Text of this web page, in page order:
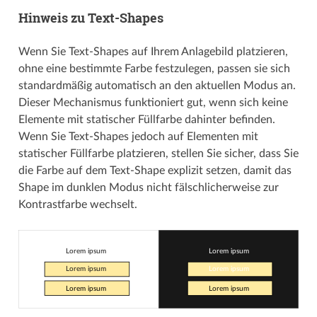
Hinweis zu Text-Shapes
Wenn Sie Text-Shapes auf Ihrem Anlagebild platzieren,
ohne eine bestimmte Farbe festzulegen, passen sie sich
standardmäßig automatisch an den aktuellen Modus an.
Dieser Mechanismus funktioniert gut, wenn sich keine
Elemente mit statischer Füllfarbe dahinter befinden.
Wenn Sie Text-Shapes jedoch auf Elementen mit
statischer Füllfarbe platzieren, stellen Sie sicher, dass Sie
die Farbe auf dem Text-Shape explizit setzen, damit das
Shape im dunklen Modus nicht fälschlicherweise zur
Kontrastfarbe wechselt.
Lorem ipsum Lorem ipsum
Lorem ipsum Lorem ipsum
Lorem ipsum Lorem ipsum